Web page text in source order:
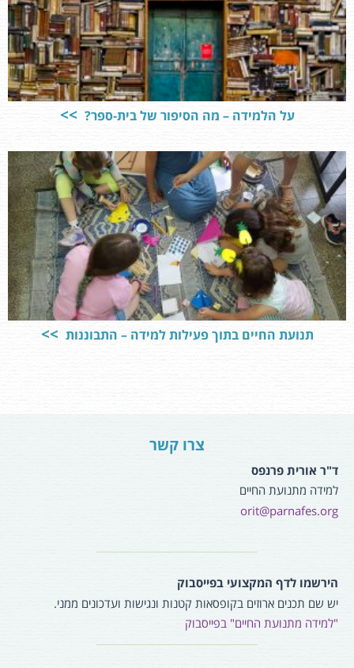
על הלמידה – מה הסיפור של בית-ספר?
תנועת החיים בתוך פעילות למידה – התבוננות
צרו קשר
ד"ר אורית פרנפס
למידה מתנועת החיים
orit@parnafes.org
הירשמו לדף המקצועי בפייסבוק
יש שם תכנים ארוזים בקופסאות קטנות ונגישות ועדכונים ממני.
"למידה מתנועת החיים" בפייסבוק